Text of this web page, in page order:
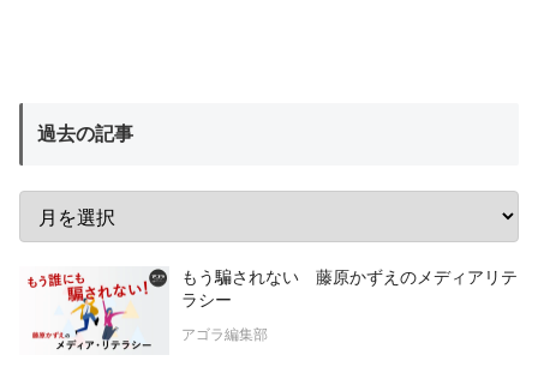
過去の記事
もう騙されない 藤原かずえのメディアリテ
ラシー
アゴラ編集部